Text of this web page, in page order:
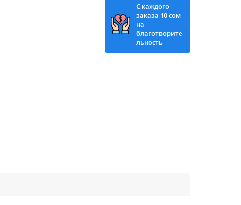
С каждого
заказа 10 сом
на
благотворите
льность